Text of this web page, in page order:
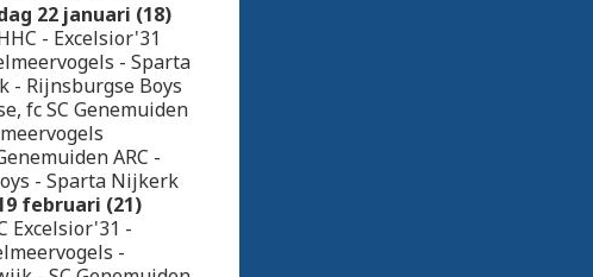
22 januari (18)
- Excelsior'31
- Sparta
- Rijnsburgse Boys
fc SC Genemuiden
ARC -
- Sparta Nijkerk
februari (21)
Excelsior'31 -
-